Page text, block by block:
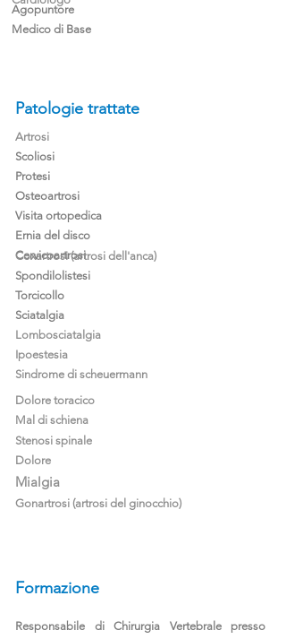
Agopuntore
Medico di Base
Patologie trattate
Artrosi
Scoliosi
Protesi
Osteoartrosi
Visita ortopedica
Ernia del disco
Cervicoartrosi
Coxartrosi (artrosi dell'anca)
Spondilolistesi
Torcicollo
Sciatalgia
Lombosciatalgia
Ipoestesia
Sindrome di scheuermann
Dolore toracico
Mal di schiena
Stenosi spinale
Dolore
Mialgia
Gonartrosi (artrosi del ginocchio)
Formazione
Responsabile di Chirurgia Vertebrale presso